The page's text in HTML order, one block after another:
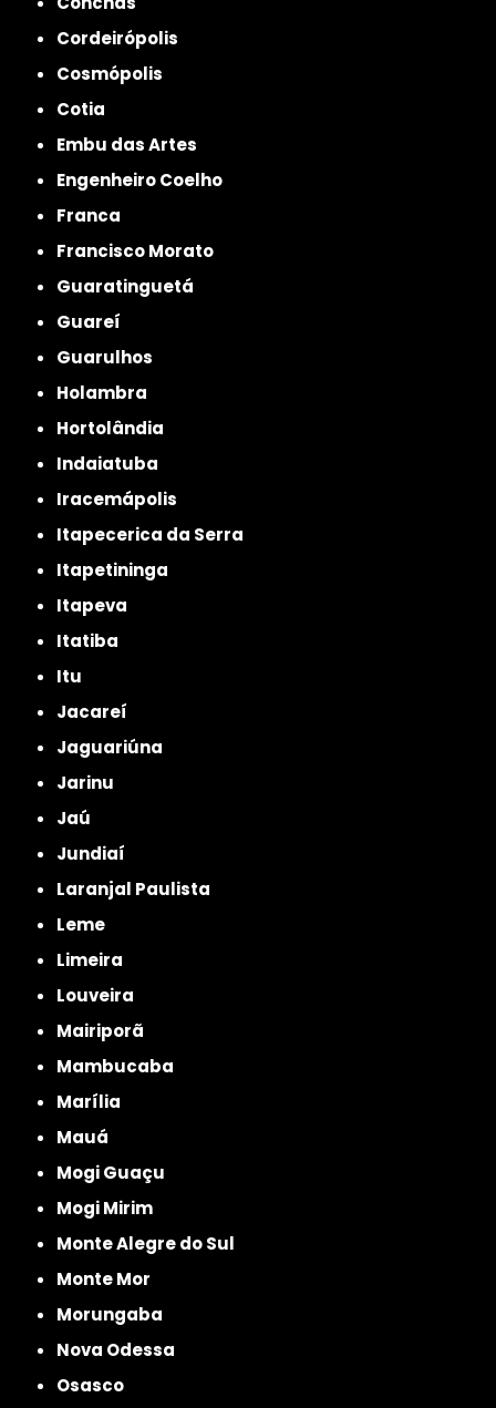
Cordeirópolis
Cosmópolis
Cotia
Embu das Artes
Engenheiro Coelho
Franca
Francisco Morato
Guaratinguetá
Guareí
Guarulhos
Holambra
Hortolândia
Indaiatuba
Iracemápolis
Itapecerica da Serra
Itapetininga
Itapeva
Itatiba
Itu
Jacareí
Jaguariúna
Jarinu
Jaú
Jundiaí
Laranjal Paulista
Leme
Limeira
Louveira
Mairiporã
Mambucaba
Marília
Mauá
Mogi Guaçu
Mogi Mirim
Monte Alegre do Sul
Monte Mor
Morungaba
Nova Odessa
Osasco